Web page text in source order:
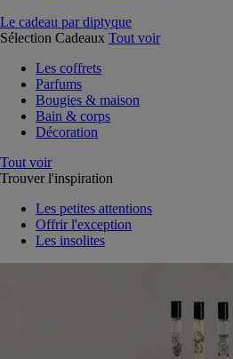
Le cadeau par diptyque
Sélection Cadeaux Tout voir
Les coffrets
Parfums
Bougies & maison
Bain & corps
Décoration
Tout voir
Trouver l'inspiration
Les petites attentions
Offrir l'exception
Les insolites